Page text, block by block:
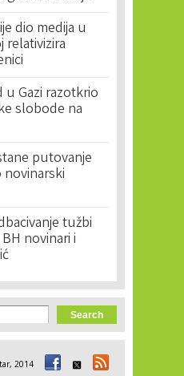
dio medija u
relativizira
u Gazi razotkrio
slobode na
putovanje
novinarski
tužbi
novinari i
2014